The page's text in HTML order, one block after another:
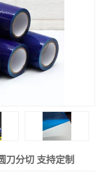
刀分切 支持定制
乳白保护膜
纯黑保护膜
彩钢板保护膜
两边上胶保护膜
一次性隔离膜